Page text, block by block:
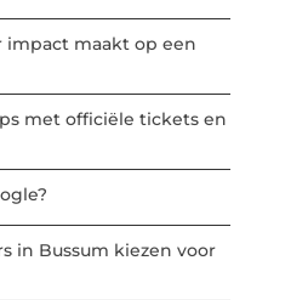
impact maakt op een
met officiële tickets en
in Bussum kiezen voor